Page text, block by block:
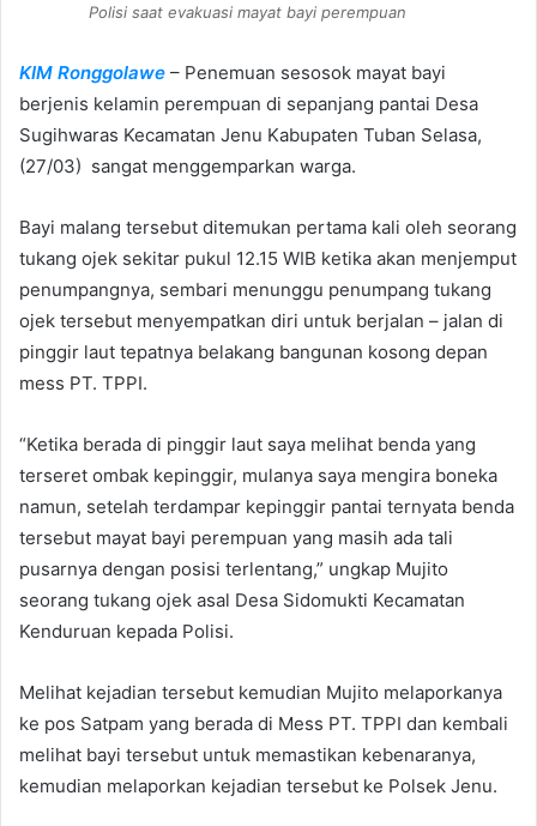
Polisi saat evakuasi mayat bayi perempuan
KIM Ronggolawe – Penemuan sesosok mayat bayi
berjenis kelamin perempuan di sepanjang pantai Desa
Sugihwaras Kecamatan Jenu Kabupaten Tuban Selasa,
(27/03) sangat menggemparkan warga.
Bayi malang tersebut ditemukan pertama kali oleh seorang
tukang ojek sekitar pukul 12.15 WIB ketika akan menjemput
penumpangnya, sembari menunggu penumpang tukang
ojek tersebut menyempatkan diri untuk berjalan – jalan di
pinggir laut tepatnya belakang bangunan kosong depan
mess PT. TPPI.
“Ketika berada di pinggir laut saya melihat benda yang
terseret ombak kepinggir, mulanya saya mengira boneka
namun, setelah terdampar kepinggir pantai ternyata benda
tersebut mayat bayi perempuan yang masih ada tali
pusarnya dengan posisi terlentang,” ungkap Mujito
seorang tukang ojek asal Desa Sidomukti Kecamatan
Kenduruan kepada Polisi.
Melihat kejadian tersebut kemudian Mujito melaporkanya
ke pos Satpam yang berada di Mess PT. TPPI dan kembali
melihat bayi tersebut untuk memastikan kebenaranya,
kemudian melaporkan kejadian tersebut ke Polsek Jenu.